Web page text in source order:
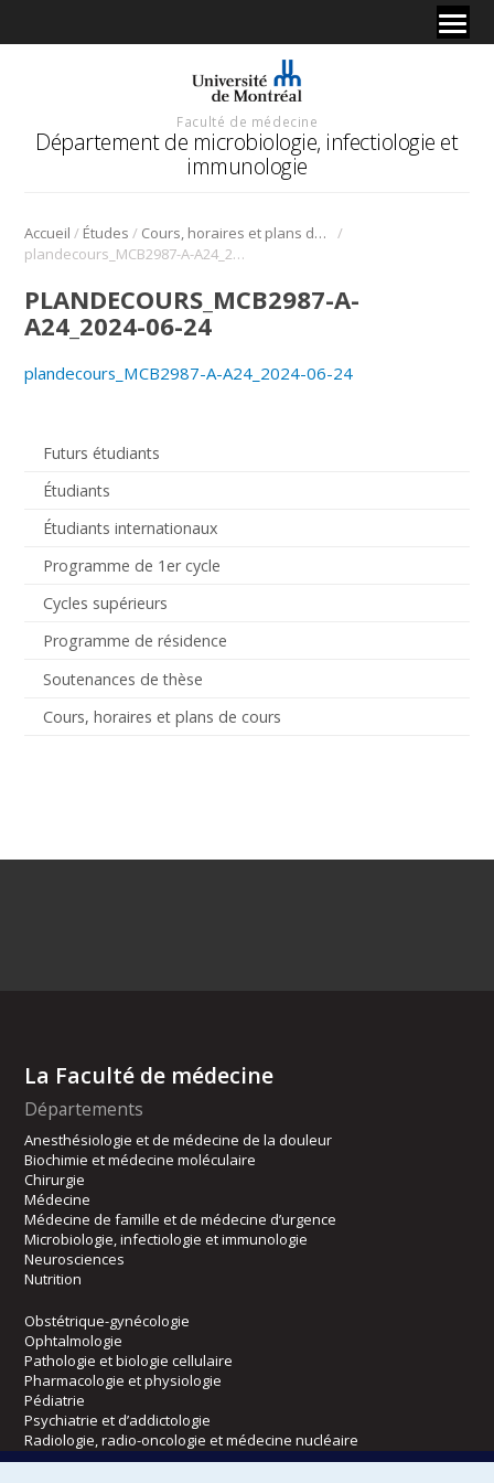
Faculté de médecine
Département de microbiologie, infectiologie et
immunologie
Accueil / Études / Cours, horaires et plans de cours
/
plandecours_MCB2987-A-A24_2024-06-24
Futurs étudiants
Étudiants
Étudiants internationaux
Programme de 1er cycle
Cycles supérieurs
Programme de résidence
Soutenances de thèse
Cours, horaires et plans de cours
PLANDECOURS_MCB2987-A-
A24_2024-06-24
plandecours_MCB2987-A-A24_2024-06-24
La Faculté de médecine
Départements
Anesthésiologie et de médecine de la douleur
Biochimie et médecine moléculaire
Chirurgie
Médecine
Médecine de famille et de médecine d’urgence
Microbiologie, infectiologie et immunologie
Neurosciences
Nutrition
Obstétrique-gynécologie
Ophtalmologie
Pathologie et biologie cellulaire
Pharmacologie et physiologie
Pédiatrie
Psychiatrie et d’addictologie
Radiologie, radio-oncologie et médecine nucléaire